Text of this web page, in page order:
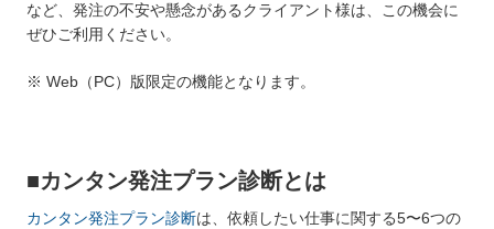
など、発注の不安や懸念があるクライアント様は、この機会に
ぜひご利用ください。
※ Web（PC）版限定の機能となります。
■カンタン発注プラン診断とは
カンタン発注プラン診断は、依頼したい仕事に関する5〜6つの